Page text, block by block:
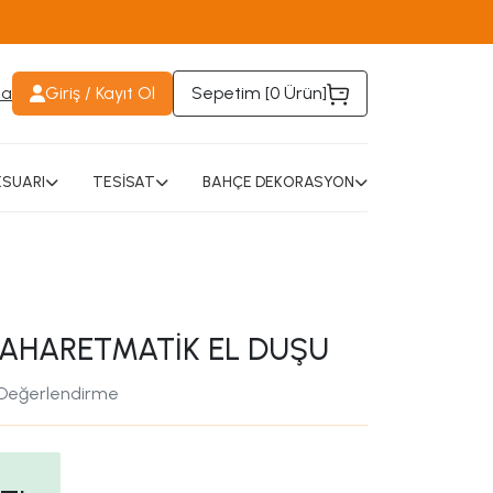
Giriş / Kayıt Ol Sepetim [0 Ürün]
TESİSAT BAHÇE DEKORASYON
EL DUŞU